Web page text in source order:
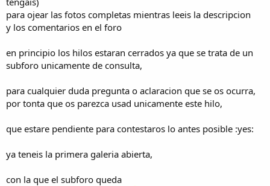
para ojear las fotos completas mientras leeis la descripcion
y los comentarios en el foro
en principio los hilos estaran cerrados ya que se trata de un
subforo unicamente de consulta,
para cualquier duda pregunta o aclaracion que se os ocurra,
por tonta que os parezca usad unicamente este hilo,
que estare pendiente para contestaros lo antes posible :yes:
ya teneis la primera galeria abierta,
con la que el subforo queda